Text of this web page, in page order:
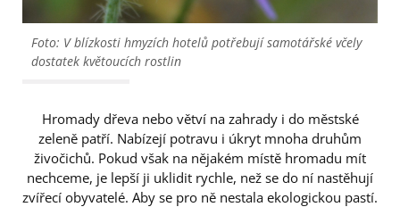
Foto: V blízkosti hmyzích hotelů potřebují samotářské včely
dostatek květoucích rostlin
Hromady dřeva nebo větví na zahrady i do městské
zeleně patří. Nabízejí potravu i úkryt mnoha druhům
živočichů. Pokud však na nějakém místě hromadu mít
nechceme, je lepší ji uklidit rychle, než se do ní nastěhují
zvířecí obyvatelé. Aby se pro ně nestala ekologickou pastí.